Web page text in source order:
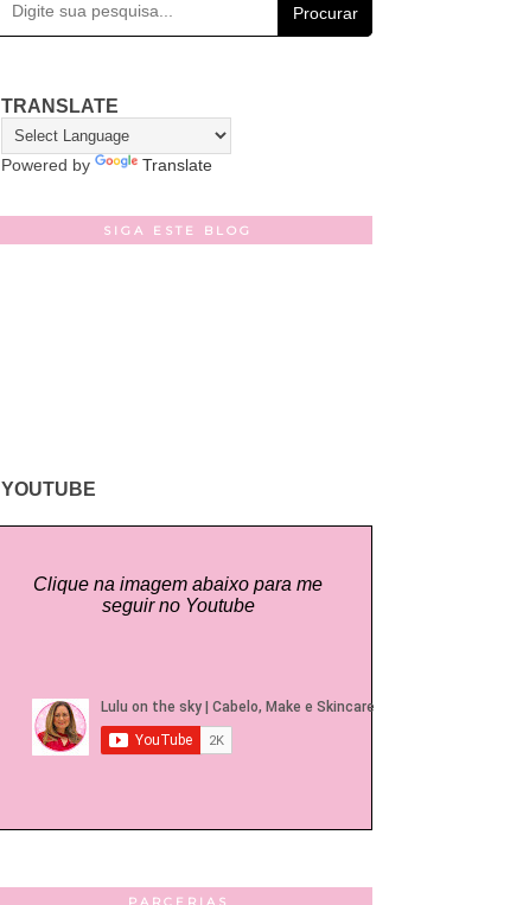
Procurar
TRANSLATE
Powered by Translate
SIGA ESTE BLOG
YOUTUBE
Clique na imagem abaixo para me
seguir no Youtube